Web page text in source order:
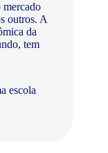
mercado
outros. A
da
tem
escola